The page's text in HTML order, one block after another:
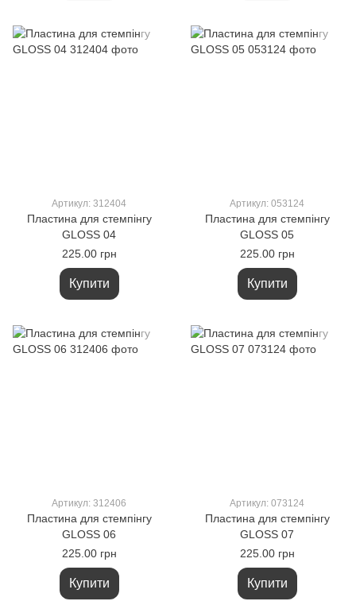
Артикул: 312404
Пластина для стемпінгу
GLOSS 04
225.00 грн
Купити
Артикул: 053124
Пластина для стемпінгу
GLOSS 05
225.00 грн
Купити
Артикул: 312406
Пластина для стемпінгу
GLOSS 06
225.00 грн
Купити
Артикул: 073124
Пластина для стемпінгу
GLOSS 07
225.00 грн
Купити